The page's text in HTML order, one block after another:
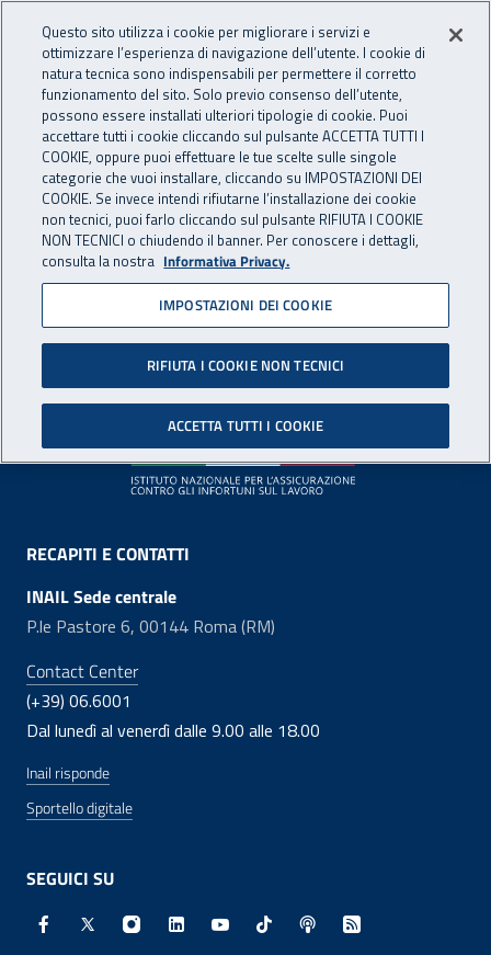
INAIL - Istituto Nazionale
Apri cerca
Navigazione principale
Pagina non disponibile
Il contenuto non è stato trovato. Per continuare la
navigazione è possibile ritornare alla
Footer
RECAPITI E CONTATTI
INAIL Sede centrale
P.le Pastore 6, 00144 Roma (RM)
Contact Center
(+39) 06.6001
Dal lunedì al venerdì dalle 9.00 alle 18.00
Inail risponde
Sportello digitale
SEGUICI SU
Facebook - Sito esterno - Apertura in nuova finestra
X - Sito esterno - Apertura in nuova finestra
Instagram - Sito esterno - Apertura in
Linkedin - Sito esterno - Apertura in
Youtube - Sito esterno -
TikTok - Sito esterno -
Spreaker - Sito
Feed RSS -
Questo sito utilizza i cookie per migliorare i servizi e
ottimizzare l’esperienza di navigazione dell’utente. I cookie di
natura tecnica sono indispensabili per permettere il corretto
funzionamento del sito. Solo previo consenso dell’utente,
possono essere installati ulteriori tipologie di cookie. Puoi
accettare tutti i cookie cliccando sul pulsante ACCETTA TUTTI I
COOKIE, oppure puoi effettuare le tue scelte sulle singole
categorie che vuoi installare, cliccando su IMPOSTAZIONI DEI
COOKIE. Se invece intendi rifiutarne l’installazione dei cookie
non tecnici, puoi farlo cliccando sul pulsante RIFIUTA I COOKIE
NON TECNICI o chiudendo il banner. Per conoscere i dettagli,
consulta la nostra Informativa Privacy.
IMPOSTAZIONI DEI COOKIE
RIFIUTA I COOKIE NON TECNICI
ACCETTA TUTTI I COOKIE